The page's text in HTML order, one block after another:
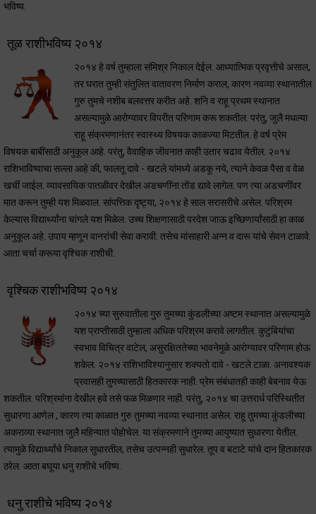
भविष्य.
तूळ राशीभविष्य २०१४
२०१४ हे वर्ष तुम्हाला संमिश्र निकाल देईल. आध्यात्मिक प्रवृत्तीचे असाल,
तर घरात तुम्ही संतुलित वातावरण निर्माण कराल, कारण नवव्या स्थानातील
गुरु तुमचे नशीब बलवत्तर करीत अहे. शनि व राहू प्रथम स्थानात
असल्यामुळे आरोग्यावर विपरीत परिणाम करू शकतील. परंतु, जुलै मधल्या
राहू संक्रमणानंतर स्वास्थ्य विषयक काळज्या मिटतील. हे वर्ष प्रेम
विषयक बाबींसाठी अनुकूल आहे. परंतु, वैवाहिक जीवनात काही उतार चढाव येतील. २०१४
राशिभाविष्याचा सल्ला आहे की, फालतू दावे - खटले यांमध्ये अडकू नये, त्याने केवळ पैसा व वेळ
खर्ची जाईल. व्यावसायिक पातळीवर देखील अडचणींना तोंड द्यावे लागेल. पण त्या अडचणींवर
मात करून तुम्ही यश मिळवाल. सांपत्तिक दृष्ट्या, २०१४ हे साल सरासरीचे असेल. परिश्रम
केल्यास विद्यार्थ्यांना चांगले यश मिळेल. उच्च शिक्षणासाठी परदेश जाऊ इच्छिणार्यांसाठी हा काळ
अनुकूल अहे. उपाय म्हणून वानरांची सेवा करावी. तसेच मांसाहारी अन्न व दारू यांचे सेवन टाळावे.
आता चर्चा करूया वृश्चिक राशीची.
वृश्चिक राशीभविष्य २०१४
२०१४ च्या सुरुवातीला गुरु तुमच्या कुंडलीच्या अष्टम स्थानात असल्यामुळे
यश प्राप्तीसाठी तुम्हाला अधिक परिश्रम करावे लागतील. कुटुंबियांचा
स्वभाव विचित्र वाटेल, असुरक्षिततेच्या भावनेमुळे आरोग्यावर परिणाम होऊ
शकेल. २०१४ राशिभाविश्यानुसार शक्यतो दावे - खटले टाळा. अनावश्यक
प्रवासही तुमच्यासाठी हितकारक नाही. प्रेम संबंधातही काही बेबनाव येऊ
शकतील. परिश्रमांना देखील हवे तसे फळ मिळणार नाही. परंतु, २०१४ चा उत्तरार्ध परिस्थितीत
सुधारणा आणेल , कारण त्या काळात गुरु तुमच्या नवव्या स्थानात असेल. राहू तुमच्या कुंडलीच्या
अकराव्या स्थानात जुलै महिन्यात पोहोचेल. या संक्रमणाने तुमच्या आयुष्यात सुधारणा येतील.
त्यामुळे विद्यार्थ्यांचे निकाल सुधारतील, तसेच उत्पन्नही सुधारेल. तूप व बटाटे यांचे दान हितकारक
ठरेल. आता बघूया धनु राशीचे भविष्य.
धनु राशीचे भविष्य २०१४